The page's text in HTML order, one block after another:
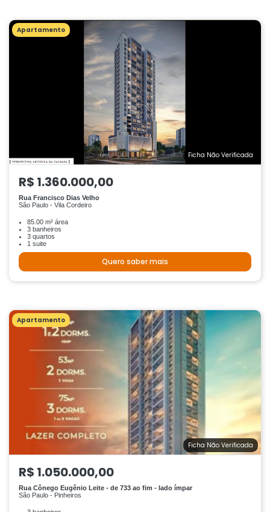
Apartamento
Ficha Não Verificada
R$ 1.360.000,00
Rua Francisco Dias Velho
São Paulo - Vila Cordeiro
85.00 m² área
3 banheiros
3 quartos
1 suite
Quero saber mais
Apartamento
Ficha Não Verificada
R$ 1.050.000,00
Rua Cônego Eugênio Leite - de 733 ao fim - lado ímpar
São Paulo - Pinheiros